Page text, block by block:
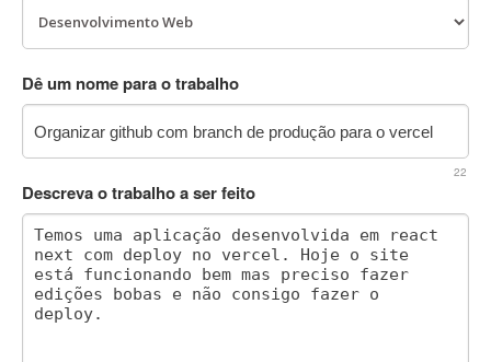
Dê um nome para o trabalho
22
Descreva o trabalho a ser feito